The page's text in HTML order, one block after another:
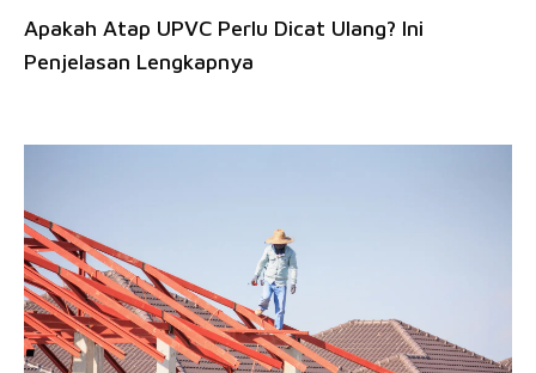
Apakah Atap UPVC Perlu Dicat Ulang? Ini
Penjelasan Lengkapnya